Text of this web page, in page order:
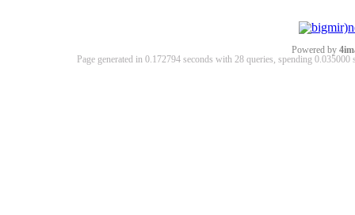
Powered by
Page generated in 0.172794 seconds with 28 queries, spending